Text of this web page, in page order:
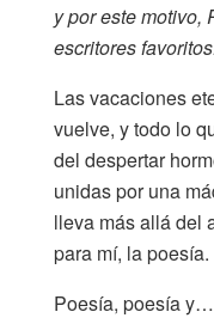
y por este motivo,
escritores
Las vacaciones
vuelve, y todo lo
del despertar
unidas por una
lleva más allá del
para mí, la poesía.
Poesía, poesía